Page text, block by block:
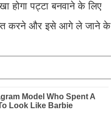
पट्टा बनवाने के लिए
करने और इसे आगे ले जाने के